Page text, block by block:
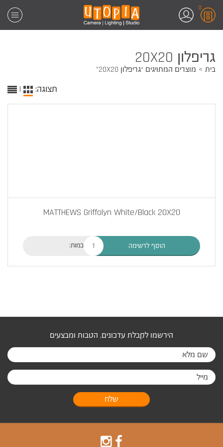
0
גריפלון 20X20
בית מוצרים המתויגים “גריפלון 20X20”
תצוגה: |
MATTHEWS Griffolyn White/Black 20X20
כמות: הוסף לרשימה
הירשמו לקבלת עדכונים, הטבות ומבצעים
שלח